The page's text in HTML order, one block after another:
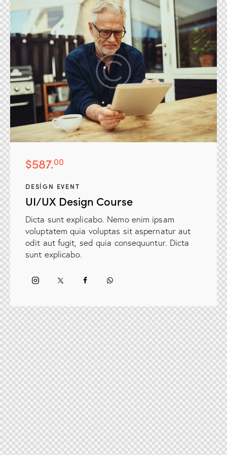
$587.00
DESIGN EVENT
UI/UX Design Course
Dicta sunt explicabo. Nemo enim ipsam
voluptatem quia voluptas sit aspernatur aut
odit aut fugit, sed quia consequuntur. Dicta
sunt explicabo.